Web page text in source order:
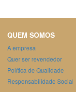
QUEM SOMOS
A empresa
Quer ser revendedor
Política de Qualidade
Responsabilidade Social